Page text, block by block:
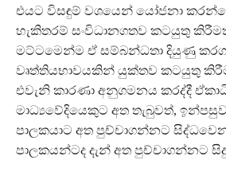
එයට විසඳුම් වශයෙන් යෝජනා
හැකිතරම් සංවිධානගතව කටයුතු
මට්ටමෙන්ම ඒ සම්බන්ධතා දියුණු
වෘත්තියභාවයකින් යුක්තව කටයුතු
එවැනි කාරණා අනුගමනය කරද්දී
මාධ්‍යවේදියෙකුට අත තැබුවත්,
පාලකයාට අත පුච්චාගන්නට
පාලකයන්ටද දැන් අත පුච්චාගන්නට